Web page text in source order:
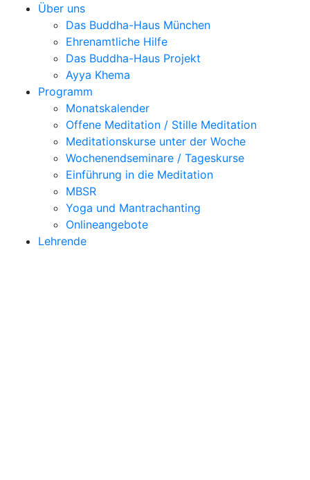
Über uns
Das Buddha-Haus München
Ehrenamtliche Hilfe
Das Buddha-Haus Projekt
Ayya Khema
Programm
Monatskalender
Offene Meditation / Stille Meditation
Meditationskurse unter der Woche
Wochenendseminare / Tageskurse
Einführung in die Meditation
MBSR
Yoga und Mantrachanting
Onlineangebote
Lehrende